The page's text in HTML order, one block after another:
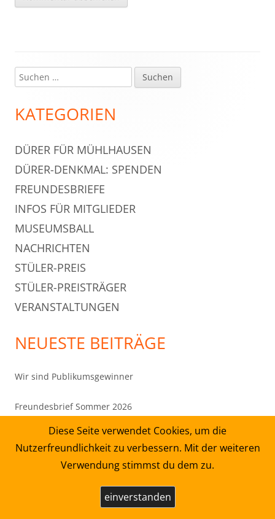
Haupt-
Seitenleiste
Suchen
nach:
KATEGORIEN
DÜRER FÜR MÜHLHAUSEN
DÜRER-DENKMAL: SPENDEN
FREUNDESBRIEFE
INFOS FÜR MITGLIEDER
MUSEUMSBALL
NACHRICHTEN
STÜLER-PREIS
STÜLER-PREISTRÄGER
VERANSTALTUNGEN
NEUESTE BEITRÄGE
Wir sind Publikumsgewinner
Freundesbrief Sommer 2026
„Harald Schmidt und Thomas Thieme im Gespräch“ –
Donnerstag, 08. Oktober, 19 Uhr, Kornmarktkirche in
Mühlhausen
Thomas Thieme interpretiert Baal von Bertolt Brecht
Diese Seite verwendet Cookies, um die
Nutzerfreundlichkeit zu verbessern. Mit der weiteren
Verwendung stimmst du dem zu.
einverstanden